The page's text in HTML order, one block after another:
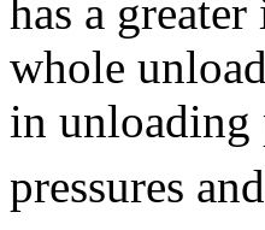
rock with
three
exponent